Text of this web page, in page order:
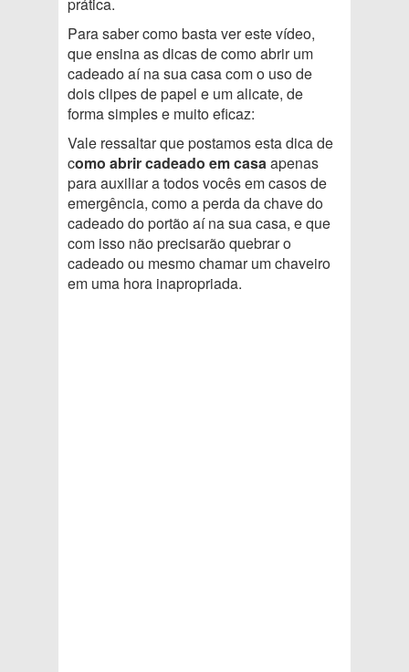
prática.
Para saber como basta ver este vídeo,
que ensina as dicas de como abrir um
cadeado aí na sua casa com o uso de
dois clipes de papel e um alicate, de
forma simples e muito eficaz:
Vale ressaltar que postamos esta dica de
como abrir cadeado em casaapenas
para auxiliar a todos vocês em casos de
emergência, como a perda da chave do
cadeado do portão aí na sua casa, e que
com isso não precisarão quebrar o
cadeado ou mesmo chamar um chaveiro
em uma hora inapropriada.